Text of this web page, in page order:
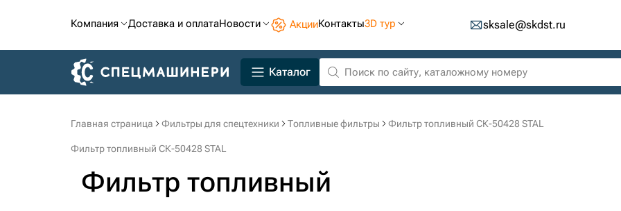
Компания Доставка и оплатаНовости АкцииКонтакты3D тур sksale@skdst.ru
Каталог
Главная страница Фильтры для спецтехники Топливные фильтры Фильтр топливный СК-50428 STAL
Фильтр топливный СК-50428 STAL
Фильтр топливный